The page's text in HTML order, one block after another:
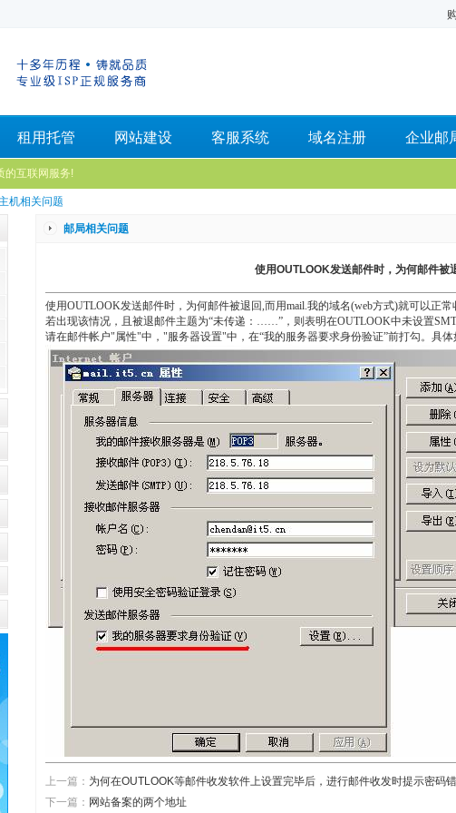
租用托管 网站建设 客服系统 域名注册 企业邮
的互联网服务!
机相关问题
邮局相关问题
使用OUTLOOK发送邮件时，为何邮件被
使用OUTLOOK发送邮件时，为何邮件被退回,而用mail.我的域名(web方式)就可以正常
若出现该情况，且被退邮件主题为“未传递：……”，则表明在OUTLOOK中未设置
请在邮件帐户"属性"中，"服务器设置"中，在“我的服务器要求身份验证”前打勾。具体
上一篇： 为何在OUTLOOK等邮件收发软件上设置完毕后，进行邮件收发时提示密码
下一篇： 网站备案的两个地址